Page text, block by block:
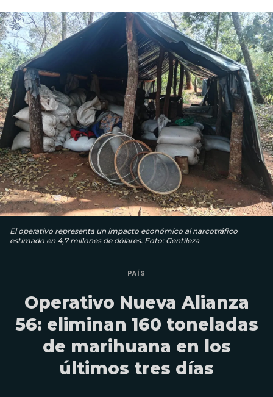
El operativo representa un impacto económico al narcotráfico
estimado en 4,7 millones de dólares. Foto: Gentileza
PAÍS
Operativo Nueva Alianza
56: eliminan 160 toneladas
de marihuana en los
últimos tres días